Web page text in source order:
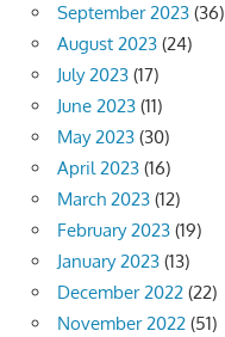
September 2023 (36)
August 2023 (24)
July 2023 (17)
June 2023 (11)
May 2023 (30)
April 2023 (16)
March 2023 (12)
February 2023 (19)
January 2023 (13)
December 2022 (22)
November 2022 (51)